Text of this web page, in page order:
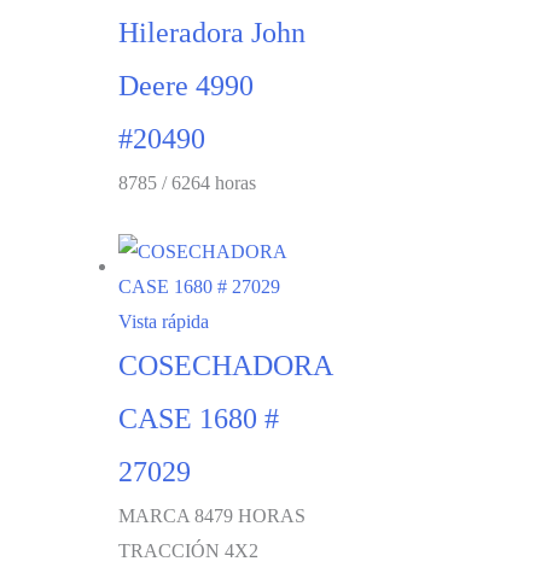
Hileradora John
Deere 4990
#20490
8785 / 6264 horas
Vista rápida
COSECHADORA
CASE 1680 #
27029
MARCA 8479 HORAS
TRACCIÓN 4X2